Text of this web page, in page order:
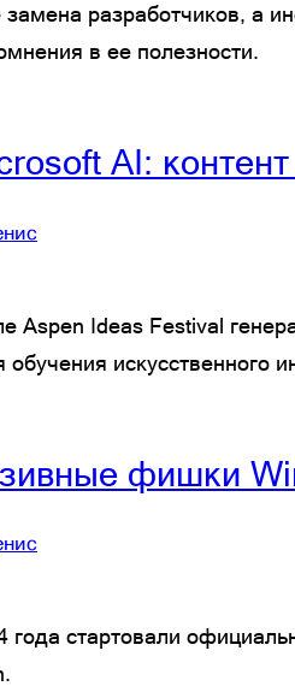
разработчиков, а
в ее полезности.
AI:
Aspen Ideas Festival
обучения искусственного
фишки
года стартовали